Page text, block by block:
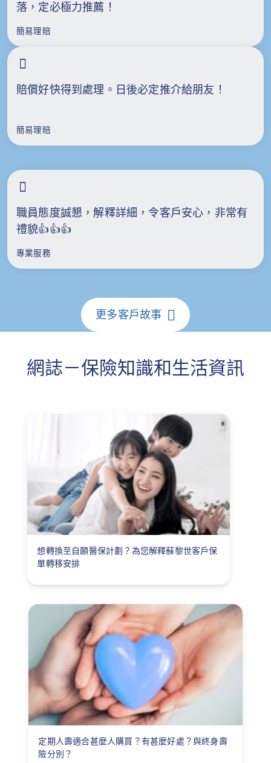
落，定必極力推薦！
簡易理賠
賠償好快得到處理。日後必定推介給朋友！
簡易理賠
職員態度誠懇，解釋詳細，令客戶安心，非常有
禮貌👍👍👍
專業服務
更多客戶故事
網誌－保險知識和生活資訊
想轉換至自願醫保計劃？為您解釋蘇黎世客戶保
單轉移安排
定期人壽適合甚麼人購買？有甚麼好處？與終身壽
險分別？